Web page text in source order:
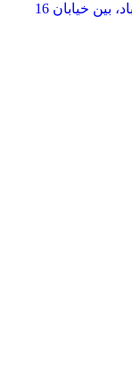
شهرک صنعتی چهاردانگه، جاده جعفر آباد، بین خیابان 16